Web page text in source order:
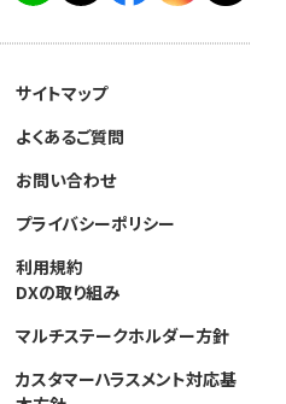
サイトマップ
よくあるご質問
お問い合わせ
プライバシーポリシー
利用規約
DXの取り組み
マルチステークホルダー方針
カスタマーハラスメント対応基